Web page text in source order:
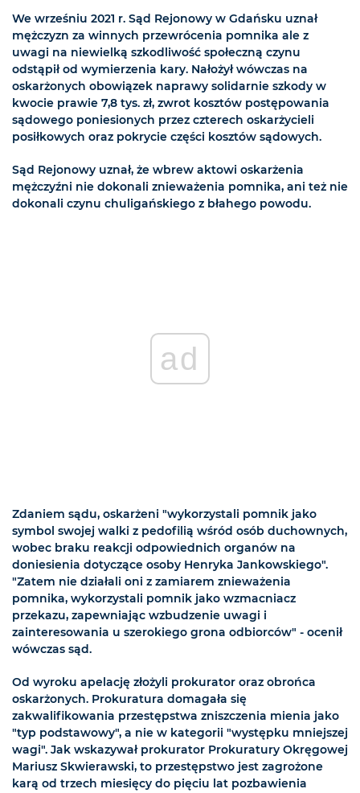
We wrześniu 2021 r. Sąd Rejonowy w Gdańsku uznał
mężczyzn za winnych przewrócenia pomnika ale z
uwagi na niewielką szkodliwość społeczną czynu
odstąpił od wymierzenia kary. Nałożył wówczas na
oskarżonych obowiązek naprawy solidarnie szkody w
kwocie prawie 7,8 tys. zł, zwrot kosztów postępowania
sądowego poniesionych przez czterech oskarżycieli
posiłkowych oraz pokrycie części kosztów sądowych.
Sąd Rejonowy uznał, że wbrew aktowi oskarżenia
mężczyźni nie dokonali znieważenia pomnika, ani też nie
dokonali czynu chuligańskiego z błahego powodu.
ad
Zdaniem sądu, oskarżeni "wykorzystali pomnik jako
symbol swojej walki z pedofilią wśród osób duchownych,
wobec braku reakcji odpowiednich organów na
doniesienia dotyczące osoby Henryka Jankowskiego".
"Zatem nie działali oni z zamiarem znieważenia
pomnika, wykorzystali pomnik jako wzmacniacz
przekazu, zapewniając wzbudzenie uwagi i
zainteresowania u szerokiego grona odbiorców" - ocenił
wówczas sąd.
Od wyroku apelację złożyli prokurator oraz obrońca
oskarżonych. Prokuratura domagała się
zakwalifikowania przestępstwa zniszczenia mienia jako
"typ podstawowy", a nie w kategorii "występku mniejszej
wagi". Jak wskazywał prokurator Prokuratury Okręgowej
Mariusz Skwierawski, to przestępstwo jest zagrożone
karą od trzech miesięcy do pięciu lat pozbawienia